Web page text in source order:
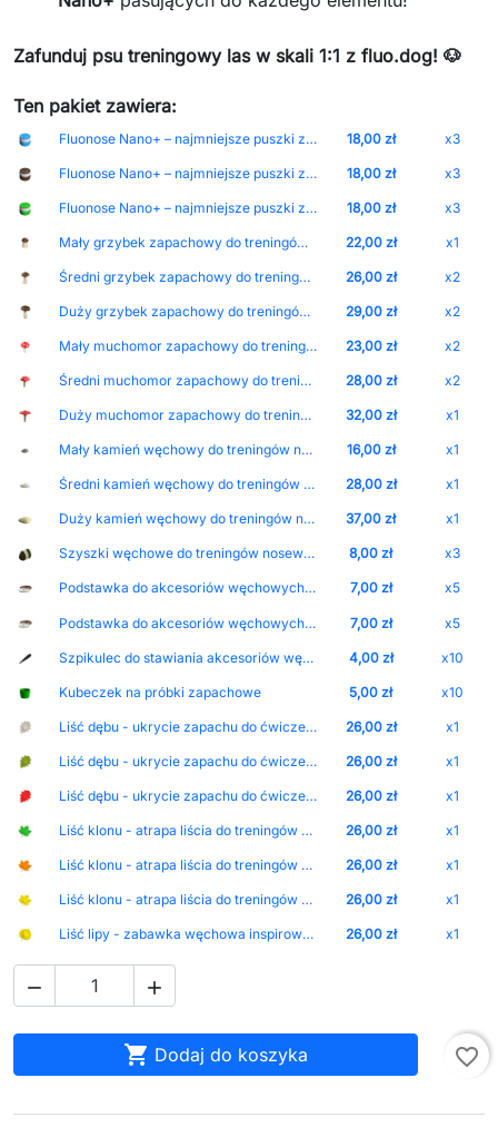
Zafunduj psu treningowy las w skali 1:1 z fluo.dog! 🐶
Ten pakiet zawiera:
Fluonose Nano+ – najmniejsze puszki zapachowe z wbudowanym magnesem i regulacją intensywności zapachu Nakrętka-White Puszka-Blue 18,00 zł x3
Fluonose Nano+ – najmniejsze puszki zapachowe z wbudowanym magnesem i regulacją intensywności zapachu Nakrętka-White Puszka-Brown 18,00 zł x3
Fluonose Nano+ – najmniejsze puszki zapachowe z wbudowanym magnesem i regulacją intensywności zapachu Nakrętka-White Puszka-Dark_Green 18,00 zł x3
Mały grzybek zapachowy do treningów Nosework - rozmiar S 22,00 zł x1
Średni grzybek zapachowy do treningów Nosework - rozmiar M 26,00 zł x2
Duży grzybek zapachowy do treningów Nosework - rozmiar L 29,00 zł x2
Mały muchomor zapachowy do treningów Nosework - rozmiar S 23,00 zł x2
Średni muchomor zapachowy do treningów Nosework - rozmiar M 28,00 zł x2
Duży muchomor zapachowy do treningów Nosework - rozmiar L 32,00 zł x1
Mały kamień węchowy do treningów nosework Kolor kamienia-Ciemny 16,00 zł x1
Średni kamień węchowy do treningów nosework Kolor kamienia-Jasny 28,00 zł x1
Duży kamień węchowy do treningów nosework Kolor kamienia-Piaskowy 37,00 zł x1
Szyszki węchowe do treningów nosework 8,00 zł x3
Podstawka do akcesoriów węchowych Kolor-Brown 7,00 zł x5
Podstawka do akcesoriów węchowych Kolor-White 7,00 zł x5
Szpikulec do stawiania akcesoriów węchowych na trawniku 4,00 zł x10
Kubeczek na próbki zapachowe 5,00 zł x10
Liść dębu - ukrycie zapachu do ćwiczeń scent work Kolor-Bone 26,00 zł x1
Liść dębu - ukrycie zapachu do ćwiczeń scent work Kolor-Olive 26,00 zł x1
Liść dębu - ukrycie zapachu do ćwiczeń scent work Kolor-Red 26,00 zł x1
Liść klonu - atrapa liścia do treningów węchowych Kolor-Dark_Green 26,00 zł x1
Liść klonu - atrapa liścia do treningów węchowych Kolor-Orange 26,00 zł x1
Liść klonu - atrapa liścia do treningów węchowych Kolor-Yellow 26,00 zł x1
Liść lipy - zabawka węchowa inspirowana naturą Kolor-Yellow 26,00 zł x1
 
 Dodaj do koszyka favorite_border